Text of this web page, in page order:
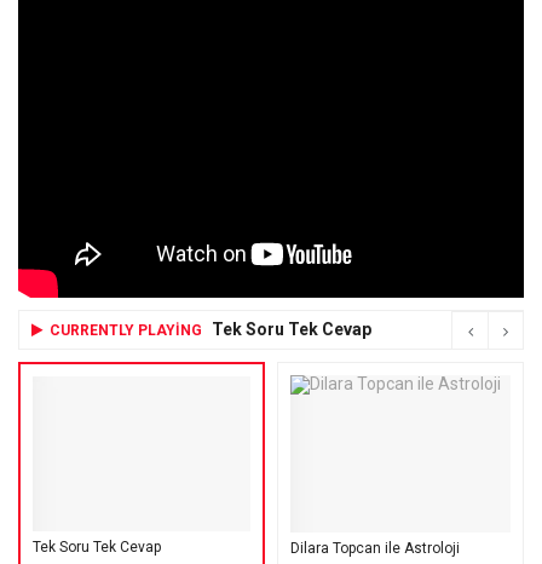
CURRENTLY PLAYING Tek Soru Tek Cevap
Tek Soru Tek Cevap Dilara Topcan ile Astroloji